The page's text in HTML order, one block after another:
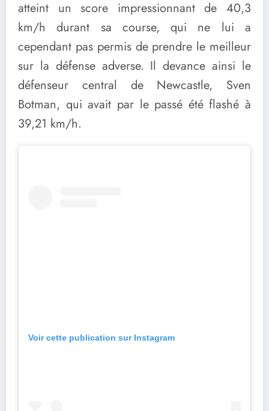
atteint un score impressionnant de 40,3
km/h durant sa course, qui ne lui a
cependant pas permis de prendre le meilleur
sur la défense adverse. Il devance ainsi le
défenseur central de Newcastle, Sven
Botman, qui avait par le passé été flashé à
39,21 km/h.
Voir cette publication sur Instagram